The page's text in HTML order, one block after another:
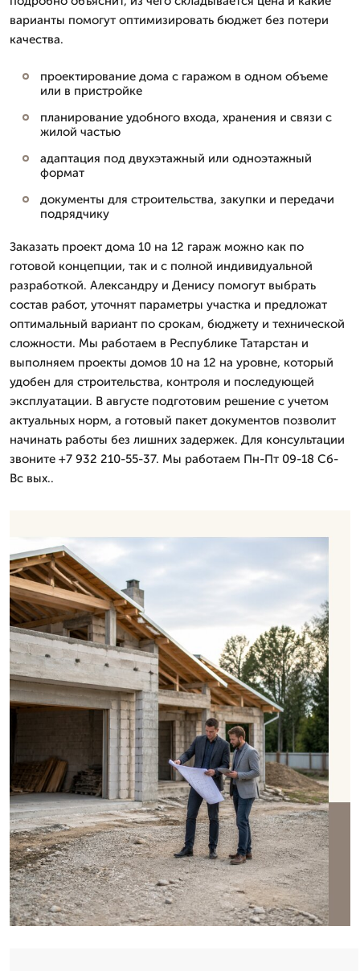
варианты помогут оптимизировать бюджет без потери
качества.
проектирование дома с гаражом в одном объеме
или в пристройке
планирование удобного входа, хранения и связи с
жилой частью
адаптация под двухэтажный или одноэтажный
формат
документы для строительства, закупки и передачи
подрядчику
Заказать проект дома 10 на 12 гараж можно как по
готовой концепции, так и с полной индивидуальной
разработкой. Александру и Денису помогут выбрать
состав работ, уточнят параметры участка и предложат
оптимальный вариант по срокам, бюджету и технической
сложности. Мы работаем в Республике Татарстан и
выполняем проекты домов 10 на 12 на уровне, который
удобен для строительства, контроля и последующей
эксплуатации. В августе подготовим решение с учетом
актуальных норм, а готовый пакет документов позволит
начинать работы без лишних задержек. Для консультации
звоните +7 932 210-55-37. Мы работаем Пн-Пт 09-18 Сб-
Вс вых..